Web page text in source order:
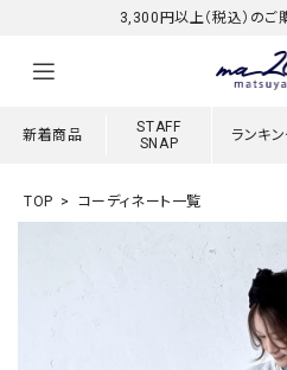
3,300円以上（税込）の
新着商品
STAFF
SNAP
ランキ
TOP コーディネート一覧